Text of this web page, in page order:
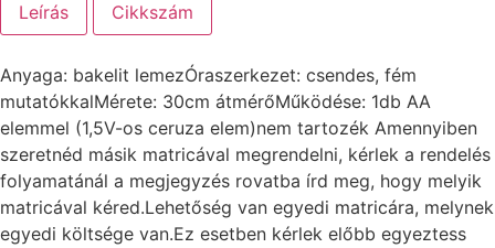
Leírás Cikkszám
Anyaga: bakelit lemezÓraszerkezet: csendes, fém
mutatókkalMérete: 30cm átmérőMűködése: 1db AA
elemmel (1,5V-os ceruza elem)nem tartozék Amennyiben
szeretnéd másik matricával megrendelni, kérlek a rendelés
folyamatánál a megjegyzés rovatba írd meg, hogy melyik
matricával kéred.Lehetőség van egyedi matricára, melynek
egyedi költsége van.Ez esetben kérlek előbb egyeztess